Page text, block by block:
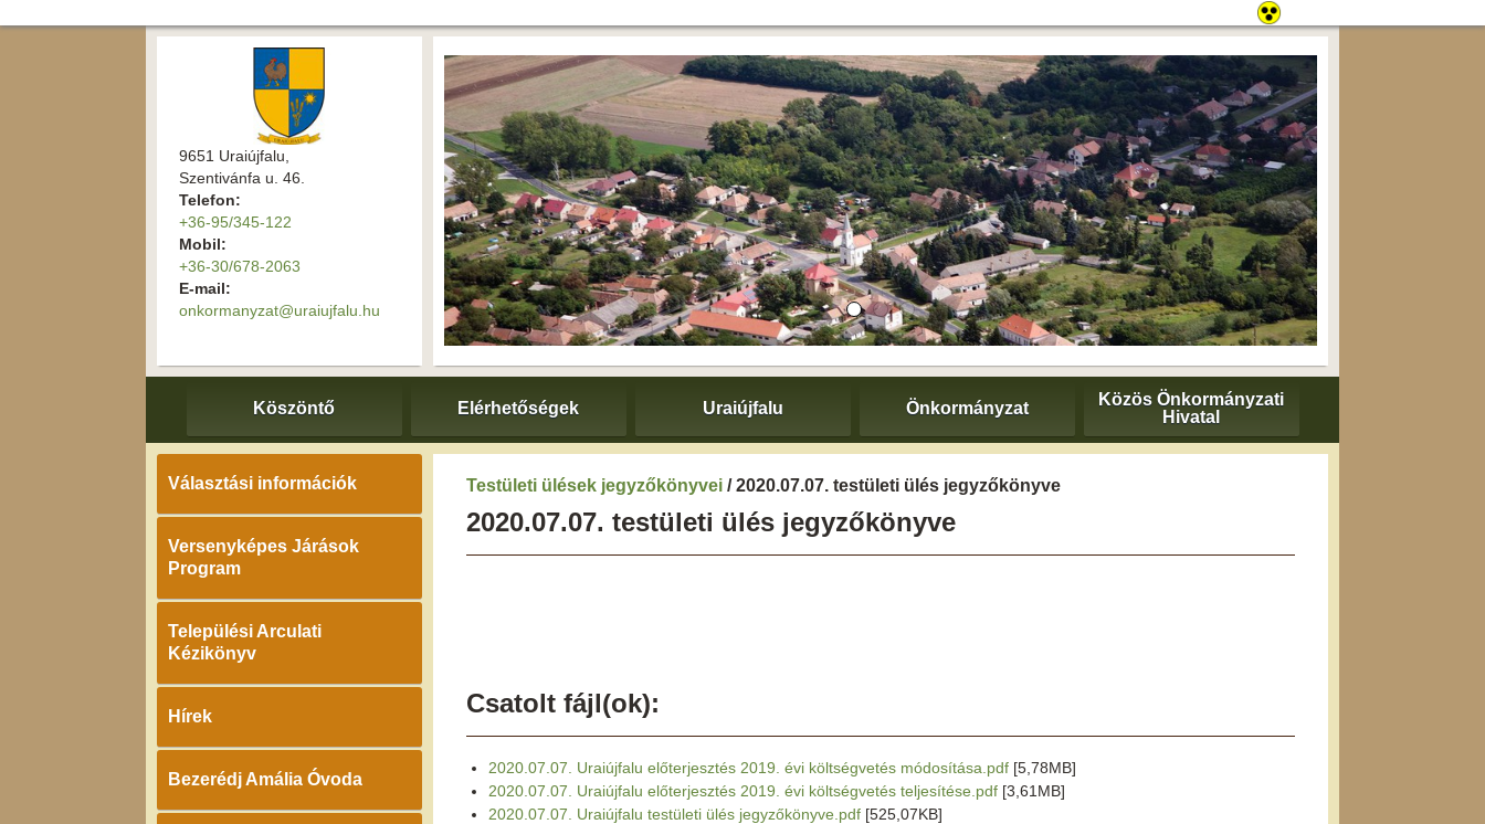
9651 Uraiújfalu,
Szentivánfa u. 46.
Telefon:
+36-95/345-122
Mobil:
+36-30/678-2063
E-mail:
onkormanyzat@uraiujfalu.hu
Köszöntő Elérhetőségek Uraiújfalu Önkormányzat
Közös Önkormányzati
Hivatal
Választási információk
Versenyképes Járások
Program
Települési Arculati
Kézikönyv
Hírek
Bezerédj Amália Óvoda
Testületi ülések jegyzőkönyvei / 2020.07.07. testületi ülés jegyzőkönyve
2020.07.07. testületi ülés jegyzőkönyve
Csatolt fájl(ok):
2020.07.07. Uraiújfalu előterjesztés 2019. évi költségvetés módosítása.pdf [5,78MB]
2020.07.07. Uraiújfalu előterjesztés 2019. évi költségvetés teljesítése.pdf [3,61MB]
2020.07.07. Uraiújfalu testületi ülés jegyzőkönyve.pdf [525,07KB]